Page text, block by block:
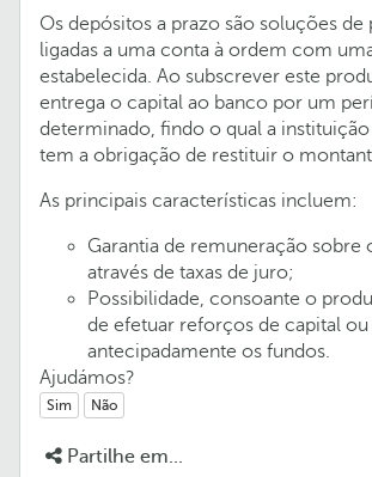
Os depósitos a prazo são soluções de
ligadas a uma conta à ordem com
estabelecida. Ao subscrever este
entrega o capital ao banco por um
determinado, findo o qual a
tem a obrigação de restituir o
As principais características incluem:
Garantia de remuneração sobre
através de taxas de juro;
Possibilidade, consoante o
de efetuar reforços de capital
antecipadamente os fundos.
Ajudámos?
Sim Não
Partilhe em...